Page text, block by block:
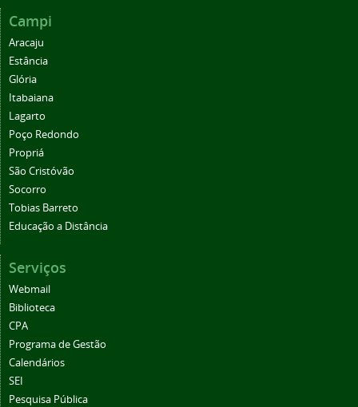
Campi
Aracaju
Estância
Glória
Itabaiana
Lagarto
Poço Redondo
Propriá
São Cristóvão
Socorro
Tobias Barreto
Educação a Distância
Serviços
Webmail
Biblioteca
CPA
Programa de Gestão
Calendários
SEI
Pesquisa Pública